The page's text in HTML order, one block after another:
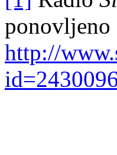
ponovljeno
http://